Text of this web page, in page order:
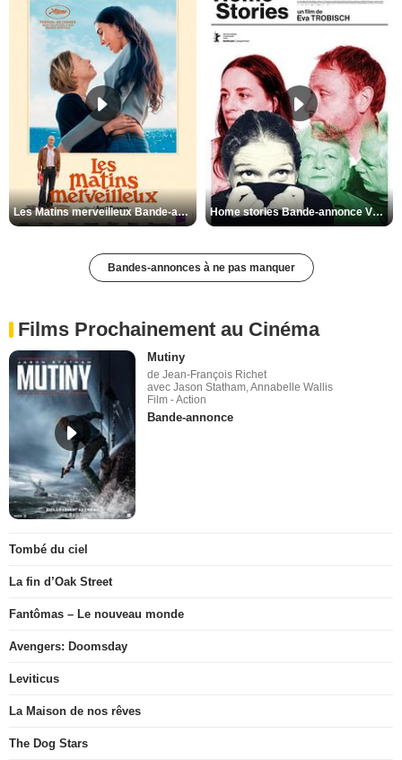
Les Matins merveilleux Bande-annonce VF Home stories Bande-annonce VO STFR
Bandes-annonces à ne pas manquer
Films Prochainement au Cinéma
Mutiny
de Jean-François Richet
avec Jason Statham, Annabelle Wallis
Film - Action
Bande-annonce
Tombé du ciel
La fin d’Oak Street
Fantômas – Le nouveau monde
Avengers: Doomsday
Leviticus
La Maison de nos rêves
The Dog Stars